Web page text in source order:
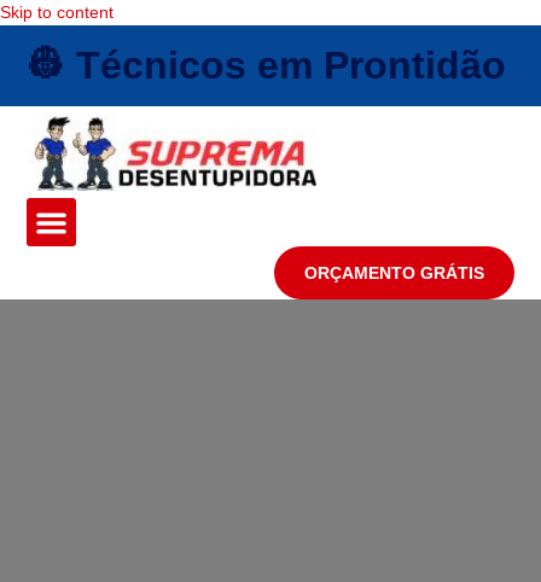
Skip to content
👷 Técnicos em Prontidão
ORÇAMENTO GRÁTIS